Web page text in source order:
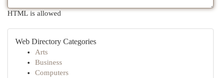
HTML is allowed
Web Directory Categories
Arts
Business
Computers